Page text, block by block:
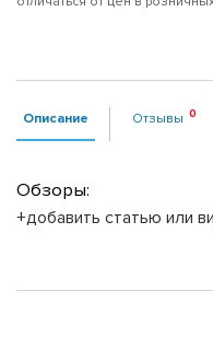
Описание Отзывы
Обзоры:
+добавить статью или